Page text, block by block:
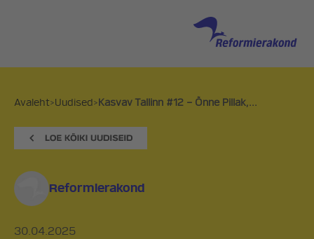
Avaleht>Uudised>Kasvav Tallinn #12 – Õnne Pillak,...
Reformierakond
30.04.2025